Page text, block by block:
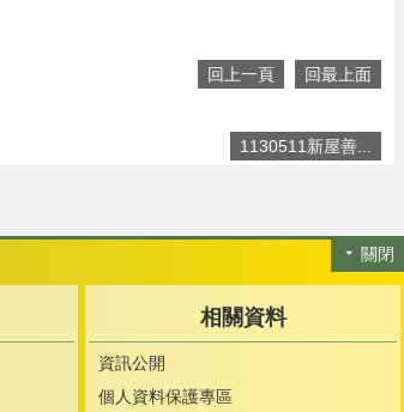
回上一頁 回最上面
1130511新屋善...
關閉
相關資料
資訊公開
個人資料保護專區